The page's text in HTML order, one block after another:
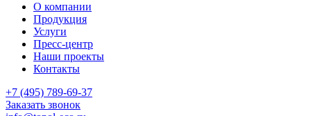
О компании
Продукция
Услуги
Пресс-центр
Наши проекты
Контакты
+7 (495) 789-69-37
Заказать звонок